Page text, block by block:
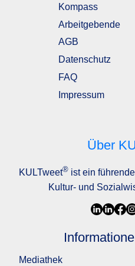
Kompass
Arbeitgebende
AGB
Datenschutz
FAQ
Impressum
Über
KULTweet® ist ein
Kultur- und
Mediathek